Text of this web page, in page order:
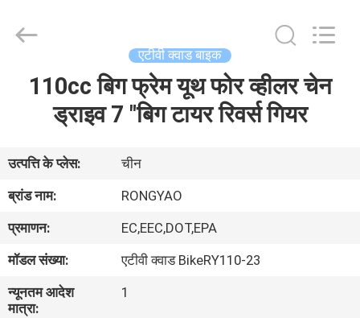
हमारे
बारे
कारखाना
Vehicle
Co.,Ltd.
एटीवी क्वाड बाइक
110cc बिग फ्रेम यूथ फोर व्हीलर चेन
ड्राइव 7 "बिग टायर रिवर्स गियर
उत्पत्ति के प्लेस:
चीन
ब्रांड नाम:
RONGYAO
प्रमाणन:
EC,EEC,DOT,EPA
मॉडल संख्या:
एटीवी क्वाड BikeRY110-23
न्यूनतम आदेश
मात्रा:
1